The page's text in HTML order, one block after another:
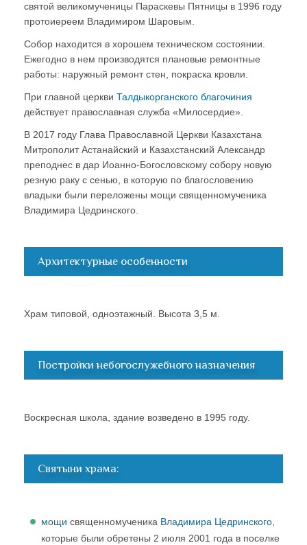
святой великомученицы Параскевы Пятницы в 1996 году
протоиереем Владимиром Шаровым.
Собор находится в хорошем техническом состоянии.
Ежегодно в нем производятся плановые ремонтные
работы: наружный ремонт стен, покраска кровли.
При главной церкви Талдыкорганского благочиния
действует православная служба «Милосердие».
В 2017 году Глава Православной Церкви Казахстана
Митрополит Астанайский и Казахстанский Александр
преподнес в дар Иоанно-Богословскому собору новую
резную раку с сенью, в которую по благословению
владыки были переложены мощи священномученика
Владимира Цедринского.
Архитектурные особенности
Храм типовой, одноэтажный. Высота 3,5 м.
Постройки небогослужебного назначения
Воскресная школа, здание возведено в 1995 году.
Святыни храма:
мощи священномученика Владимира Цедринского,
которые были обретены 2 июля 2001 года в поселке